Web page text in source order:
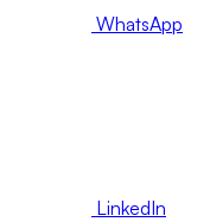
WhatsApp
LinkedIn